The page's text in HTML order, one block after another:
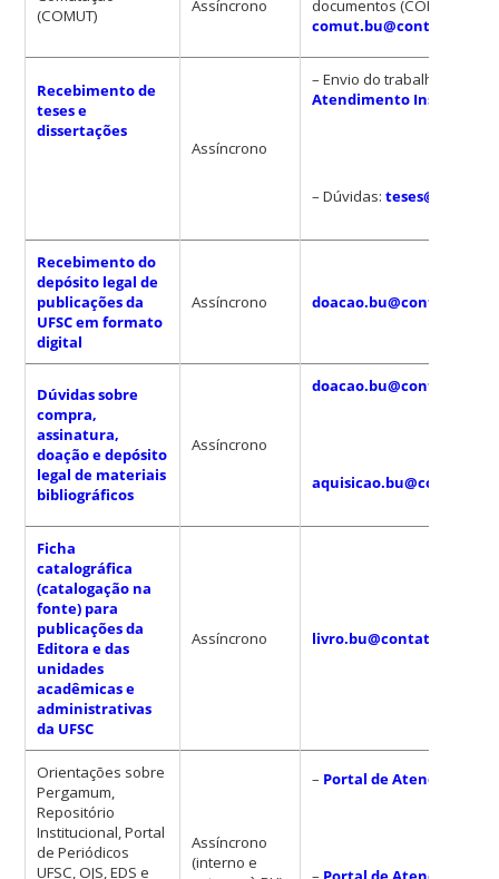
(COMUT)
Assíncrono
documentos (COMUT):
Recebimento de
teses e
dissertações
Assíncrono
– Envio do trabalho:
Atendimento
– Dúvidas:
Recebimento do
depósito legal de
publicações da
UFSC em formato
digital
Assíncrono
Dúvidas sobre
compra,
assinatura,
doação e depósito
legal de materiais
bibliográficos
Assíncrono
Ficha
catalográfica
(catalogação na
fonte) para
publicações da
Editora e das
unidades
acadêmicas e
administrativas
da UFSC
Assíncrono livro.bu@contato.ufsc.br
Orientações sobre
Pergamum,
Repositório
Institucional, Portal
de Periódicos
UFSC, OJS, EDS e
Assíncrono
(interno e
– Portal de Atendimento